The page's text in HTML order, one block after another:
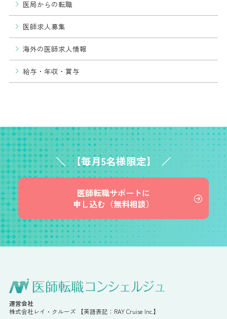
医局からの転職
医師求人募集
海外の医師求人情報
給与・年収・賞与
【毎月5名様限定】
医師転職サポートに
申し込む（無料相談）
運営会社
株式会社レイ・クルーズ 【英語表記：RAY Cruise Inc.】